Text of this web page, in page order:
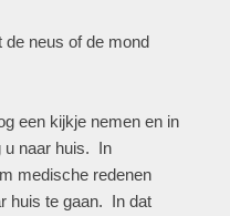
de neus of de mond
een kijkje nemen en in
u naar huis. In
medische redenen
huis te gaan. In dat